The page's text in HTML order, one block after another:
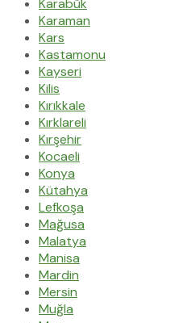
Karabük
Karaman
Kars
Kastamonu
Kayseri
Kilis
Kırıkkale
Kırklareli
Kırşehir
Kocaeli
Konya
Kütahya
Lefkoşa
Mağusa
Malatya
Manisa
Mardin
Mersin
Muğla